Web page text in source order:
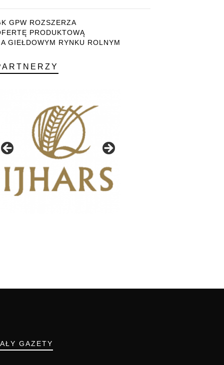
GPW ROZSZERZA
PRODUKTOWĄ
GIEŁDOWYM RYNKU ROLNYM
GAZETY